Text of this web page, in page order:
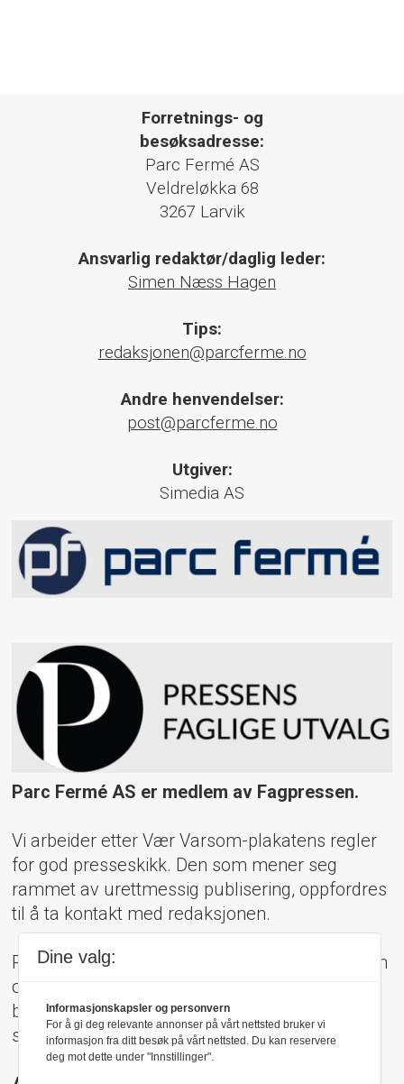
Forretnings- og
besøksadresse:
Parc Fermé AS
Veldreløkka 68
3267 Larvik
Ansvarlig redaktør/daglig leder:
Simen Næss Hagen
Tips:
redaksjonen@parcferme.no
Andre henvendelser:
post@parcferme.no
Utgiver:
Simedia AS
Parc Fermé AS er medlem av Fagpressen.
Vi arbeider etter Vær Varsom-plakatens regler
for god presseskikk. Den som mener seg
rammet av urettmessig publisering, oppfordres
til å ta kontakt med redaksjonen.
Pressens Faglige Utvalg (PFU) er et klageorgan
oppnevnt av Norsk Presseforbund som
behandler klager mot mediene i presseetiske
spørsmål.
Dine valg:
Informasjonskapsler og personvern
For å gi deg relevante annonser på vårt nettsted bruker vi
informasjon fra ditt besøk på vårt nettsted. Du kan reservere
deg mot dette under "Innstillinger".